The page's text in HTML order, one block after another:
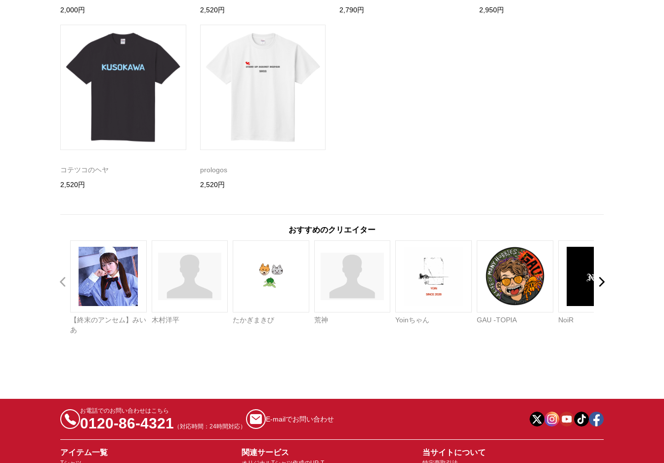
2,000円
2,520円
2,790円
2,950円
コテツコのヘヤ
2,520円
prologos
2,520円
おすすめのクリエイター
【終末のアンセム】みい
あ
木村洋平 たかぎまきび 荒神 Yoinちゃん GAU -TOPIA NoiR
お電話でのお問い合わせはこちら
0120-86-4321 （対応時間：24時間対応）
E-mailでお問い合わせ
アイテム一覧 関連サービス 当サイトについて